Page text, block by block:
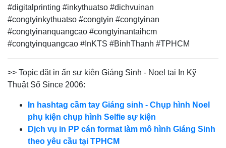
#digitalprinting #inkythuatso #dichvuinan
#congtyinkythuatso #congtyin #congtyinan
#congtyinanquangcao #congtyinantaihcm
#congtyinquangcao #InKTS #BinhThanh #TPHCM
>> Topic đặt in ấn sự kiện Giáng Sinh - Noel tại In Kỹ
Thuật Số Since 2006:
In hashtag cầm tay Giáng sinh - Chụp hình Noel
phụ kiện chụp hình Selfie sự kiện
Dịch vụ in PP cán format làm mô hình Giáng Sinh
theo yêu cầu tại TPHCM